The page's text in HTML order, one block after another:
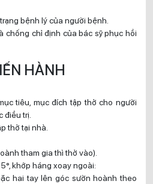
bệnh lý của người bệnh.
chống chỉ định của bác sỹ phục hồi
HÀNH
tiêu, mục đích tập thở cho người
điều trị.
thở tại nhà.
tham gia thì thở vào).
khớp háng xoay ngoài:
hai tay lên góc sườn hoành theo